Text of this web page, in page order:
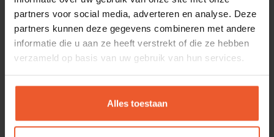
partners voor social media, adverteren en analyse. Deze
partners kunnen deze gegevens combineren met andere
informatie die u aan ze heeft verstrekt of die ze hebben
verzameld op basis van uw gebruik van hun services.
Alles toestaan
AFDICHTEN VAN EEN
KELDER
voordelen met zich mee. We zetten ze hieronder op